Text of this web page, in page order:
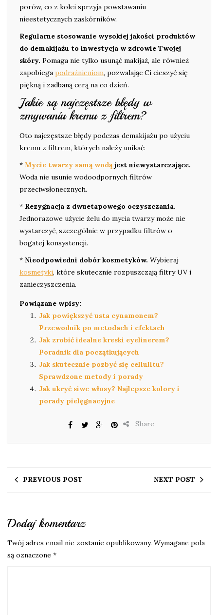
porów, co z kolei sprzyja powstawaniu
nieestetycznych zaskórników.
Regularne stosowanie wysokiej jakości produktów
do demakijażu to inwestycja w zdrowie Twojej
skóry. Pomaga nie tylko usunąć makijaż, ale również
zapobiega podrażnieniom, pozwalając Ci cieszyć się
piękną i zadbaną cerą na co dzień.
Jakie są najczęstsze błędy w
zmywaniu kremu z filtrem?
Oto najczęstsze błędy podczas demakijażu po użyciu
kremu z filtrem, których należy unikać:
* Mycie twarzy samą wodą jest niewystarczające.
Woda nie usunie wodoodpornych filtrów
przeciwsłonecznych.
* Rezygnacja z dwuetapowego oczyszczania.
Jednorazowe użycie żelu do mycia twarzy może nie
wystarczyć, szczególnie w przypadku filtrów o
bogatej konsystencji.
* Nieodpowiedni dobór kosmetyków. Wybieraj
kosmetyki, które skutecznie rozpuszczają filtry UV i
zanieczyszczenia.
Powiązane wpisy:
Jak powiększyć usta cynamonem?
Przewodnik po metodach i efektach
Jak zrobić idealne kreski eyelinerem?
Poradnik dla początkujących
Jak skutecznie pozbyć się cellulitu?
Sprawdzone metody i porady
Jak ukryć siwe włosy? Najlepsze kolory i
porady pielęgnacyjne
Share
PREVIOUS POST NEXT POST
Dodaj komentarz
Twój adres email nie zostanie opublikowany. Wymagane pola
są oznaczone *